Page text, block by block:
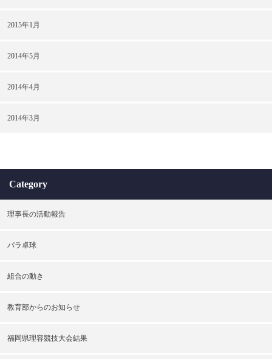
2015年1月
2014年5月
2014年4月
2014年3月
Category
理事長の活動報告
パラ卓球
組合の動き
教育部からのお知らせ
福岡県理容競技大会結果